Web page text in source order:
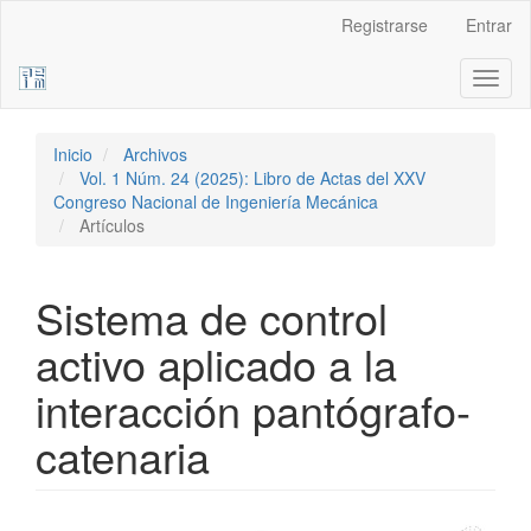
Barra
Registrarse Entrar
Inicio
Archivos
Vol. 1 Núm. 24 (2025): Libro de Actas del XXV
Congreso Nacional de Ingeniería Mecánica
Artículos
Sistema de control
activo aplicado a la
interacción pantógrafo-
catenaria